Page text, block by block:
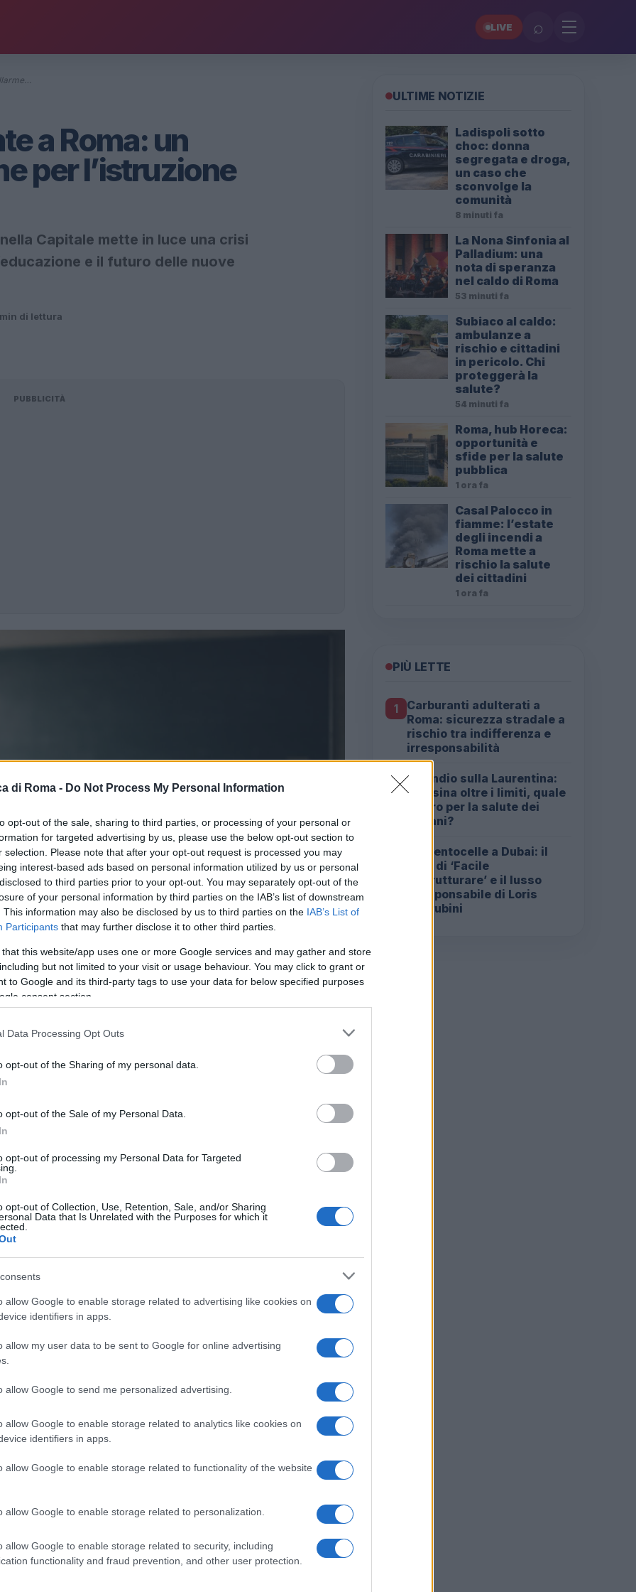
di Roma - Do Not Process My Personal Information
opt-out of the sale, sharing to third parties, or processing of your personal or
for targeted advertising by us, please use the below opt-out section to
selection. Please note that after your opt-out request is processed you may
interest-based ads based on personal information utilized by us or personal
to third parties prior to your opt-out. You may separately opt-out of the
of your personal information by third parties on the IAB’s list of downstream
This information may also be disclosed by us to third parties on the IAB’s List of
Participants that may further disclose it to other third parties.
that this website/app uses one or more Google services and may gather and store
but not limited to your visit or usage behaviour. You may click to grant or
to Google and its third-party tags to use your data for below specified purposes
consent section.
Data Processing Opt Outs
opt-out of the Sharing of my personal data.
opt-out of the Sale of my Personal Data.
opt-out of processing my Personal Data for Targeted
opt-out of Collection, Use, Retention, Sale, and/or Sharing
Data that Is Unrelated with the Purposes for which it
allow Google to enable storage related to advertising like cookies on
identifiers in apps.
allow my user data to be sent to Google for online advertising
allow Google to send me personalized advertising.
allow Google to enable storage related to analytics like cookies on
identifiers in apps.
allow Google to enable storage related to functionality of the website
allow Google to enable storage related to personalization.
allow Google to enable storage related to security, including
functionality and fraud prevention, and other user protection.
LIVE ⌕
a Roma: un
per l’istruzione
Capitale mette in luce una crisi
e il futuro delle nuove
di lettura
PUBBLICITÀ
vita quotidiana, si nasconde una realtà educativa che
sistema scolastico pubblico. La situazione degli
e attese, riflette un problema più ampio che non
anni di dedizione e sacrificio non
nonostante la crescente necessità di personale nelle
lavoratori, ma si ripercuote direttamente sulla qualità
spesso a fare i conti con cambiamenti continui e
responsabilità familiari e un lavoro incerto, mette in
più inclusive e concrete che riconoscano il valore
verso la stabilizzazione. L’istruzione, pilastro della
o a consigli che non affrontano le cause
cambierà l’ora
ma l’intera comunità cittadina. Scuole con
ULTIME NOTIZIE
Ladispoli sotto
choc: donna
segregata e droga,
un caso che
sconvolge la
comunità
8 minuti fa
La Nona Sinfonia al
Palladium: una
nota di speranza
nel caldo di Roma
53 minuti fa
Subiaco al caldo:
ambulanze a
rischio e cittadini
in pericolo. Chi
proteggerà la
salute?
54 minuti fa
Roma, hub Horeca:
opportunità e
sfide per la salute
pubblica
1 ora fa
Casal Palocco in
fiamme: l’estate
degli incendi a
Roma mette a
rischio la salute
dei cittadini
1 ora fa
PIÙ LETTE
1
Carburanti adulterati a
Roma: sicurezza stradale a
rischio tra indifferenza e
irresponsabilità
2 Incendio sulla Laurentina:
diossina oltre i limiti, quale
futuro per la salute dei
romani?
Da Centocelle a Dubai: il
crac di ‘Facile
Ristrutturare’ e il lusso
irresponsabile di Loris
Cherubini